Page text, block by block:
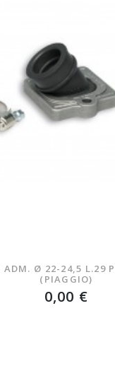
ADM. Ø 22-24,5 L.29
(PIAGGIO)
0,00 €